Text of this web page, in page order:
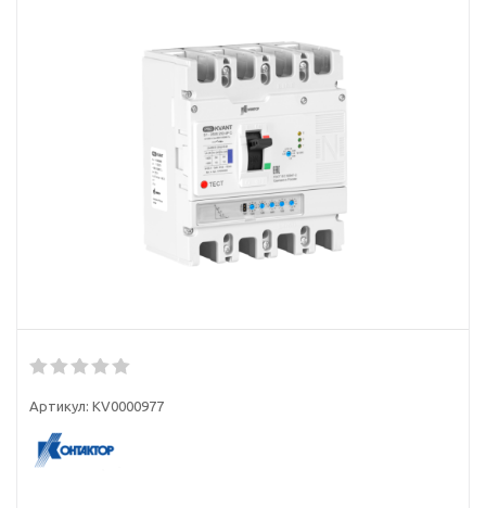
Артикул: KV0000977